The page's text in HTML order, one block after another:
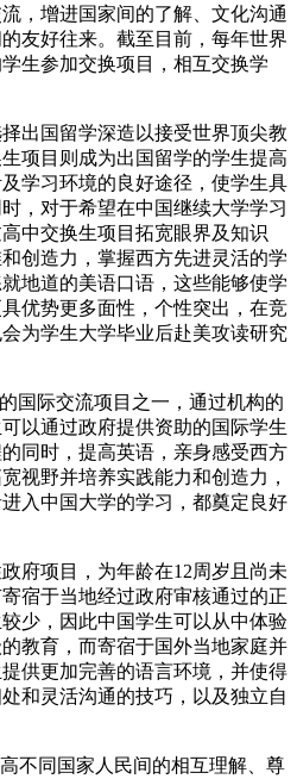
，增进国家间的了解、文化沟通
友好往来。截至目前，每年世界
生参加交换项目，相互交换学
国留学深造以接受世界顶尖教
项目则成为出国留学的学生提高
学习环境的良好途径，使学生具
，对于希望在中国继续大学学习
中交换生项目拓宽眼界及知识
创造力，掌握西方先进灵活的学
地道的美语口语，这些能够使学
优势更多面性，个性突出，在竞
为学生大学毕业后赴美攻读研究
际交流项目之一，通过机构的
以通过政府提供资助的国际学生
同时，提高英语，亲身感受西方
视野并培养实践能力和创造力，
入中国大学的学习，都奠定良好
项目，为年龄在12周岁且尚未
宿于当地经过政府审核通过的正
少，因此中国学生可以从中体验
教育，而寄宿于国外当地家庭并
供更加完善的语言环境，并使得
和灵活沟通的技巧，以及独立自
同国家人民间的相互理解、尊